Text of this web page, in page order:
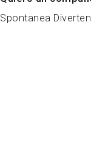
Spontanea